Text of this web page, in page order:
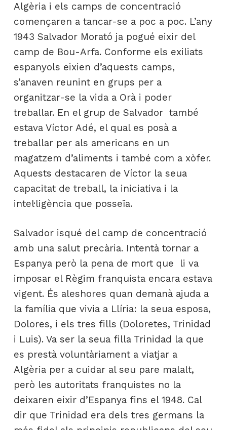
Algèria i els camps de concentració
començaren a tancar-se a poc a poc. L’any
1943 Salvador Morató ja pogué eixir del
camp de Bou-Arfa. Conforme els exiliats
espanyols eixien d’aquests camps,
s’anaven reunint en grups per a
organitzar-se la vida a Orà i poder
treballar. En el grup de Salvador també
estava Víctor Adé, el qual es posà a
treballar per als americans en un
magatzem d’aliments i també com a xòfer.
Aquests destacaren de Víctor la seua
capacitat de treball, la iniciativa i la
intel·ligència que posseïa.
Salvador isqué del camp de concentració
amb una salut precària. Intentà tornar a
Espanya però la pena de mort que li va
imposar el Règim franquista encara estava
vigent. És aleshores quan demanà ajuda a
la família que vivia a Llíria: la seua esposa,
Dolores, i els tres fills (Doloretes, Trinidad
i Luis). Va ser la seua filla Trinidad la que
es prestà voluntàriament a viatjar a
Algèria per a cuidar al seu pare malalt,
però les autoritats franquistes no la
deixaren eixir d’Espanya fins el 1948. Cal
dir que Trinidad era dels tres germans la